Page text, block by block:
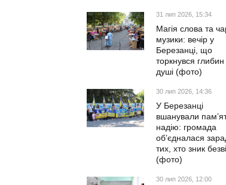
31 лип 2026, 15:34
Магія слова та
музики: вечір у
Березанці, що
торкнувся глибин
душі (фото)
30 лип 2026, 14:36
У Березанці
вшанували
надію: громада
об’єдналася
тих, хто зник
(фото)
30 лип 2026, 12:00